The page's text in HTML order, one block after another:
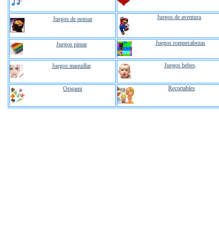
Juegos de pensar Juegos de aventura.
Juegos pintar Juegos rompecabezas
Juegos maquillar. Juegos bebes.
Origami Recortables